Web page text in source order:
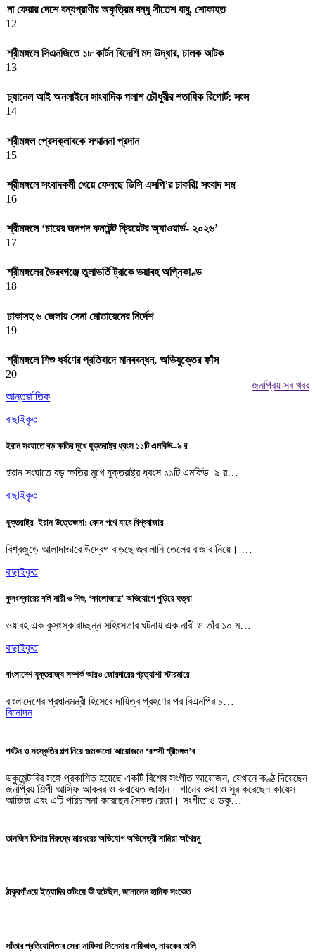
না ফেরার দেশে বন্যপ্রাণীর অকৃত্রিম বন্ধু সীতেশ বাবু, শোকাহত
12
শ্রীমঙ্গলে সিএনজিতে ১৮ কার্টন বিদেশি মদ উদ্ধার, চালক আটক
13
চ্যানেল আই অনলাইনে সাংবাদিক পলাশ চৌধুরীর শতাধিক রিপোর্ট: সংস
14
শ্রীমঙ্গল প্রেসক্লাবকে সম্মাননা প্রদান
15
শ্রীমঙ্গলে সংবাদকর্মী খেয়ে ফেলছে ডিসি এসপি’র চাকরি! সংবাদ সম
16
শ্রীমঙ্গলে ‘চায়ের জনপদ কনটেন্ট ক্রিয়েটর অ্যাওয়ার্ড- ২০২৬’
17
শ্রীমঙ্গলের ভৈরবগঞ্জে তুলাভর্তি ট্রাকে ভয়াবহ অগ্নিকাণ্ড
18
ঢাকাসহ ৬ জেলায় সেনা মোতায়েনের নির্দেশ
19
শ্রীমঙ্গলে শিশু ধর্ষণের প্রতিবাদে মানববন্ধন, অভিযুক্তের ফাঁস
20
জনপ্রিয় সব খবর
আন্তর্জাতিক
বাছাইকৃত
ইরান সংঘাতে বড় ক্ষতির মুখে যুক্তরাষ্ট্র ধ্বংস ১১টি এমকিউ–৯ র
ইরান সংঘাতে বড় ক্ষতির মুখে যুক্তরাষ্ট্র ধ্বংস ১১টি এমকিউ–৯ র…
বাছাইকৃত
যুক্তরাষ্ট্র- ইরান উত্তেজনা: কোন পথে যাবে বিশ্ববাজার
বিশ্বজুড়ে আলাদাভাবে উদ্বেগ বাড়ছে জ্বালানি তেলের বাজার নিয়ে। …
বাছাইকৃত
কুসংস্কারের বলি নারী ও শিশু, ‘কালোজাদু’ অভিযোগে পুড়িয়ে হত্যা
ভয়াবহ এক কুসংস্কারাচ্ছন্ন সহিংসতার ঘটনায় এক নারী ও তাঁর ১০ ম…
বাছাইকৃত
বাংলাদেশ যুক্তরাজ্য সম্পর্ক আরও জোরদারের প্রত্যাশা স্টারমারে
বাংলাদেশের প্রধানমন্ত্রী হিসেবে দায়িত্ব গ্রহণের পর বিএনপির চ…
বিনোদন
পর্যটন ও সংস্কৃতির গল্প নিয়ে জমকালো আয়োজনে ‘রূপসী শ্রীমঙ্গল’ব
ডকুমেন্টারির সঙ্গে প্রকাশিত হয়েছে একটি বিশেষ সংগীত আয়োজন, যেখানে কণ্ঠ দিয়েছেন
জনপ্রিয় শিল্পী আসিফ আকবর ও রুবায়েত জাহান। গানের কথা ও সুর করেছেন কায়েস
আজিজ এবং এটি পরিচালনা করেছেন সৈকত রেজা। সংগীত ও ডকু…
তানজিন তিশার বিরুদ্ধে মারধরের অভিযোগ অভিনেত্রী সামিয়া অথৈরমু
ঠাকুরগাঁওয়ে ইত্যাদির শুটিংয়ে কী ঘটেছিল, জানালেন হানিফ সংকেত
সাঁতার প্রতিযোগিতার সেরা নাফিসা সিনেমায় নায়িকাও, নায়কের তালি